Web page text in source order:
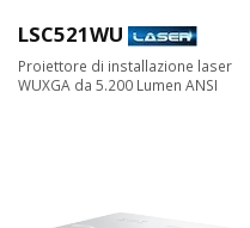
LSC521WU
Proiettore di installazione laser
WUXGA da 5.200 Lumen ANSI